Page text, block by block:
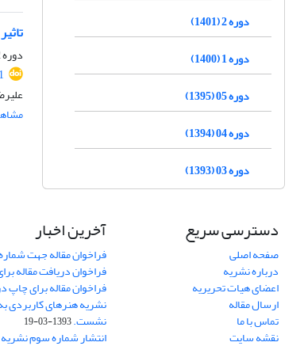
دوره 2، شماره 2، تابستان 1401، صفحه
دوره 2 (1401)
دوره 1 (1400)
دوره 05 (1395)
دوره 04 (1394)
دوره 03 (1393)
دسترسی سریع
صفحه اصلی
درباره نشریه
اعضای هیات تحریریه
ارسال مقاله
تماس با ما
نقشه سایت
آخرین اخبار
فراخوان مقاله جهت
فراخوان دریافت مقاله
فراخوان مقاله برای چاپ
نشریه هنرهای
نشست.1393-03-19
انتشار شماره سوم